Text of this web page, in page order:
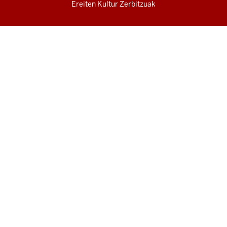
Ereiten Kultur Zerbitzuak